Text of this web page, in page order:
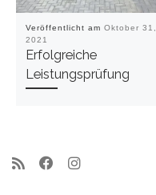
Veröffentlicht am Oktober 31,
2021
Erfolgreiche
Leistungsprüfung